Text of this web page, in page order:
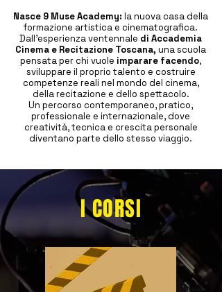
Nasce 9 Muse Academy:la nuova casa della
formazione artistica e cinematografica.
Dall’esperienza ventennale di Accademia
Cinema e Recitazione Toscana, una scuola
pensata per chi vuole imparare facendo,
sviluppare il proprio talento e costruire
competenze reali nel mondo del cinema,
della recitazione e dello spettacolo.
Un percorso contemporaneo, pratico,
professionale e internazionale, dove
creatività, tecnica e crescita personale
diventano parte dello stesso viaggio.
I CORSI